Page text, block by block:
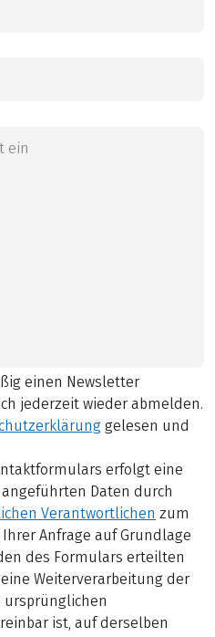
einen Newsletter
jederzeit wieder abmelden.
gelesen und
erfolgt eine
Daten durch
Verantwortlichen zum
Anfrage auf Grundlage
des Formulars erteilten
Weiterverarbeitung der
ursprünglichen
ist, auf derselben